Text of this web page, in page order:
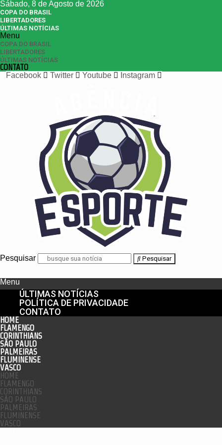
Sábado, 8 de Agosto de 2026
COPA DO BRASIL
LIBERTADORES
ÚLTIMAS NOTÍCIAS
Menu
COPA DO BRASIL
LIBERTADORES
ÚLTIMAS NOTÍCIAS
CONTATO
Facebook
Twitter Youtube Instagram
Pesquisar Pesquisar
Menu
ÚLTIMAS NOTÍCIAS
POLÍTICA DE PRIVACIDADE
CONTATO
HOME
FLAMENGO
CORINTHIANS
SÃO PAULO
PALMEIRAS
FLUMINENSE
VASCO
HOME
FLAMENGO
CORINTHIANS
SÃO PAULO
PALMEIRAS
FLUMINENSE
VASCO